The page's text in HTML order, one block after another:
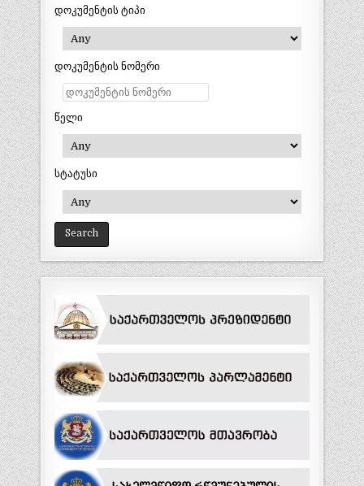
დოკუმენტის ტიპი
დოკუმენტის ნომერი
წელი
სტატუსი